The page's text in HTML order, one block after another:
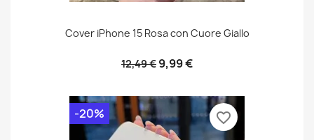
Cover iPhone 15 Rosa con Cuore Giallo
12,49 € 9,99 €
-20% favorite_border